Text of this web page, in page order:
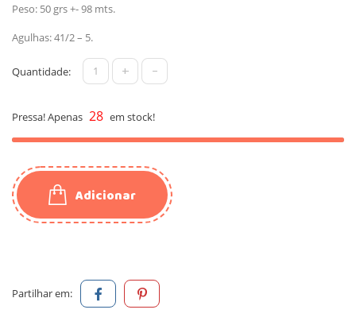
Peso: 50 grs +- 98 mts.
Agulhas: 41/2 – 5.
Quantidade: + -
Pressa! Apenas 28 em stock!
Adicionar
Partilhar em: